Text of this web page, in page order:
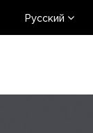
Русский